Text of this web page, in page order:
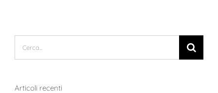
Cerca
per:
Articoli recenti